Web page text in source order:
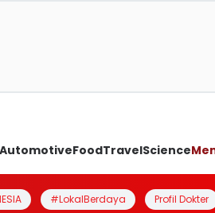
AutomotiveFoodTravelScience
#LokalBerdaya Profil Dokter